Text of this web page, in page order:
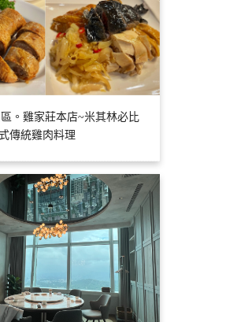
。雞家莊本店~米其林必比
傳統雞肉料理